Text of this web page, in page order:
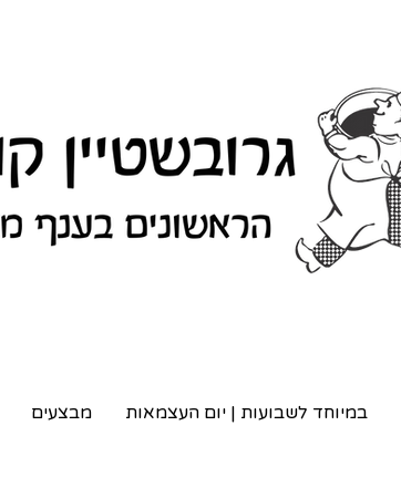
במיוחד לשבועות | יום העצמאות מבצעים